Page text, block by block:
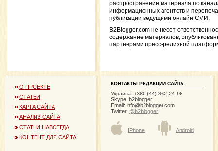
распространение материала по
информационных агентств и
публикации ведущими онлайн СМИ.
B2Blogger.com не несет
содержание материалов,
партнерами пресс-релизной
О ПРОЕКТЕ
СТАТЬИ
КАРТА САЙТА
АНАЛИЗ САЙТА
СТАТЬИ НАВСЕГДА
КОНТЕНТ ДЛЯ САЙТА
КОНТАКТЫ РЕДАКЦИИ САЙТА
Украина: +380 (44) 362-24-96
Skype: b2blogger
Email: info@b2blogger.com
Twitter: @b2blogger
IPhone Android